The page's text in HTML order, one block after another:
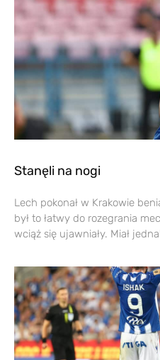
Stanęli na nogi
Lech pokonał w Krakowie
był to łatwy do rozegrania
wciąż się ujawniały. Miał